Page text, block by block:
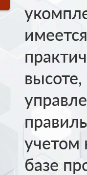
учетом
базе